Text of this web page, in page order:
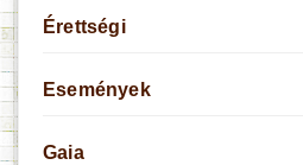
Érettségi
Események
Gaia